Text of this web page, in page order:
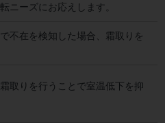
ニーズにお応えします。
不在を検知した場合、霜取りを
取りを行うことで室温低下を抑